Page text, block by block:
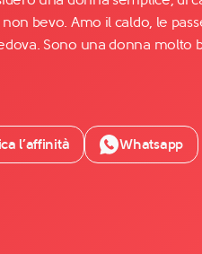
bevo. Amo il caldo, le
Sono una donna molto
l’affinità Whatsapp